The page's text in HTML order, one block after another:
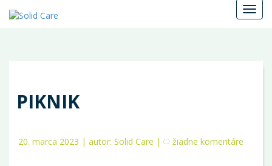
Menu
PIKNIK
20. marca 2023 | autor: Solid Care | žiadne komentáre